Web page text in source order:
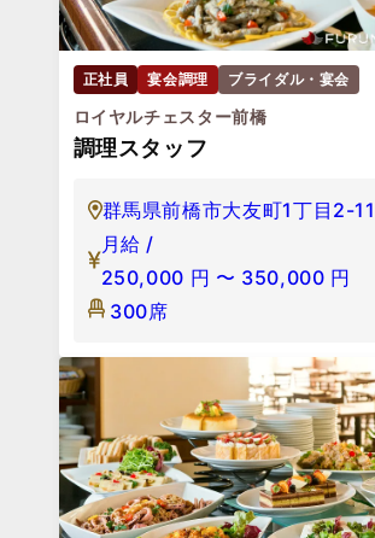
正社員 宴会調理 ブライダル・宴会
ロイヤルチェスター前橋
調理スタッフ
群馬県前橋市大友町1丁目2-11
月給 /
250,000 円 〜 350,000 円
300席